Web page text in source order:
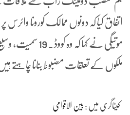
اتفاق کیا کہ دونوں ممالک کورونا وائرس
موتیگی نے کہا کہ وہ
ملکوں کے تعلقات مضبوط بنانا چاہتے
کیٹاگری میں : بین الاقوامی